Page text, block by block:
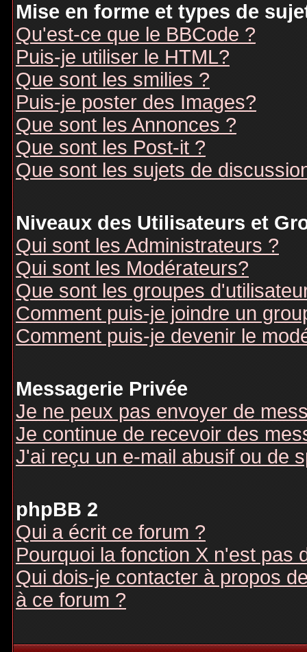
Mise en forme et types de
Qu'est-ce que le BBCode ?
Puis-je utiliser le HTML?
Que sont les smilies ?
Puis-je poster des Images?
Que sont les Annonces ?
Que sont les Post-it ?
Que sont les sujets de
Niveaux des Utilisateurs et
Qui sont les Administrateurs ?
Qui sont les Modérateurs?
Que sont les groupes
Comment puis-je joindre un
Comment puis-je devenir le
Messagerie Privée
Je ne peux pas envoyer de
Je continue de recevoir des
J'ai reçu un e-mail abusif ou de
phpBB 2
Qui a écrit ce forum ?
Pourquoi la fonction X n'est pas
Qui dois-je contacter à propos
à ce forum ?